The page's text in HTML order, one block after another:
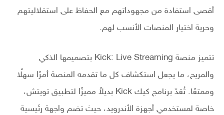
أقصى استفادة من مجهوداتهم مع الحفاظ على استقلاليتهم
وحرية اختيار المنصات الأنسب لهم.
تتميز منصة Kick: Live Streaming بتصميمها الذكي
والمريح، ما يجعل استكشاف كل ما تقدمه المنصة أمرًا سهلًا
وممتعًا. تُعَدّ برنامج كيك Kick بديلاً مميزًا لتطبيق تويتش،
خاصة لمستخدمي أجهزة الأندرويد، حيث تضم واجهة رئيسية